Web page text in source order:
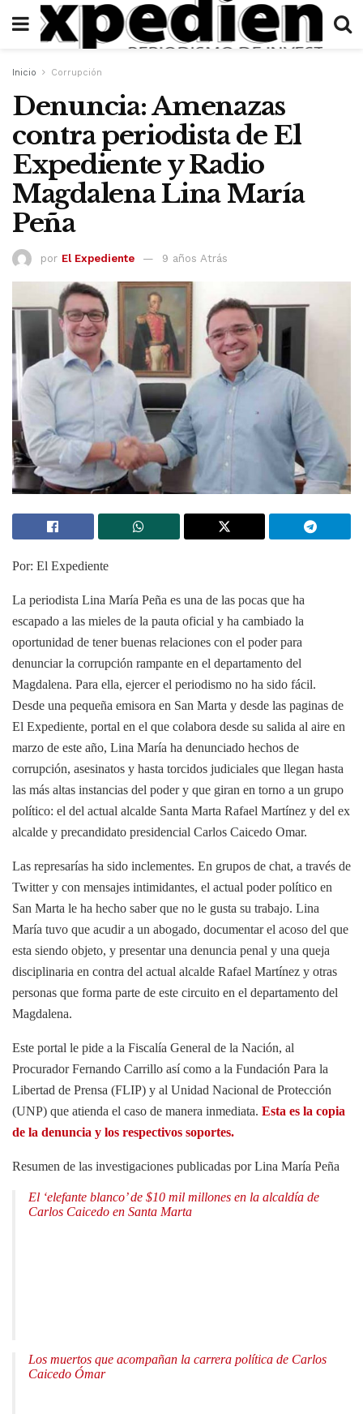
Inicio Corrupción
Denuncia: Amenazas
contra periodista de El
Expediente y Radio
Magdalena Lina María
Peña
por El Expediente 9 años Atrás
Por: El Expediente
La periodista Lina María Peña es una de las pocas que ha
escapado a las mieles de la pauta oficial y ha cambiado la
oportunidad de tener buenas relaciones con el poder para
denunciar la corrupción rampante en el departamento del
Magdalena. Para ella, ejercer el periodismo no ha sido fácil.
Desde una pequeña emisora en San Marta y desde las paginas de
El Expediente, portal en el que colabora desde su salida al aire en
marzo de este año, Lina María ha denunciado hechos de
corrupción, asesinatos y hasta torcidos judiciales que llegan hasta
las más altas instancias del poder y que giran en torno a un grupo
político: el del actual alcalde Santa Marta Rafael Martínez y del ex
alcalde y precandidato presidencial Carlos Caicedo Omar.
Las represarías ha sido inclementes. En grupos de chat, a través de
Twitter y con mensajes intimidantes, el actual poder político en
San Marta le ha hecho saber que no le gusta su trabajo. Lina
María tuvo que acudir a un abogado, documentar el acoso del que
esta siendo objeto, y presentar una denuncia penal y una queja
disciplinaria en contra del actual alcalde Rafael Martínez y otras
personas que forma parte de este circuito en el departamento del
Magdalena.
Este portal le pide a la Fiscalía General de la Nación, al
Procurador Fernando Carrillo así como a la Fundación Para la
Libertad de Prensa (FLIP) y al Unidad Nacional de Protección
(UNP) que atienda el caso de manera inmediata. Esta es la copia
de la denuncia y los respectivos soportes.
Resumen de las investigaciones publicadas por Lina María Peña
El ‘elefante blanco’ de $10 mil millones en la alcaldía de
Carlos Caicedo en Santa Marta
Los muertos que acompañan la carrera política de Carlos
Caicedo Ómar